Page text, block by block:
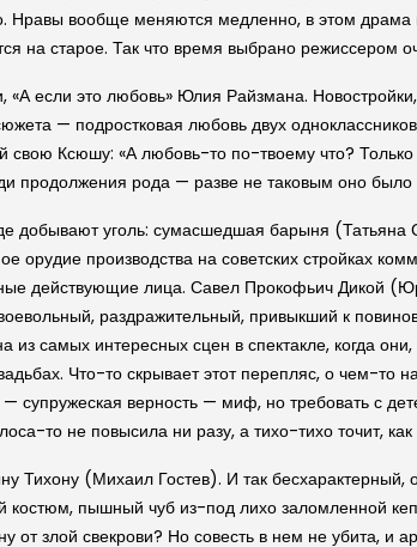
вообще меняются медленно, в этом
на старое. Так что время выбрано режиссером
если это любовь» Юлия Райзмана.
— подростковая любовь двух
Ксюшу: «А любовь-то по-твоему что?
продолжения рода — разве не таковым оно
добывают уголь: сумасшедшая барыня
орудие производства на советских стройках
действующие лица. Савел Прокофьич Дикой
раздражительный, привыкший к
самых интересных сцен в спектакле, когда
Что-то скрывает этот перепляс, о чем-
— супружеская верность — миф, но требовать с
то не повысила ни разу, а тихо-тихо точит,
Тихону (Михаил Гостев). И так
пышный чуб из-под лихо заломленной
от злой свекрови? Но совесть в нем не убита, и